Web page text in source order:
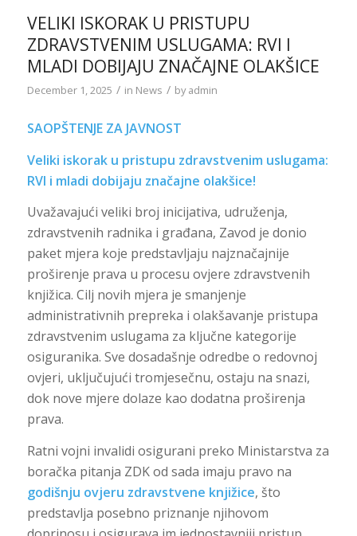
VELIKI ISKORAK U PRISTUPU
ZDRAVSTVENIM USLUGAMA: RVI I
MLADI DOBIJAJU ZNAČAJNE OLAKŠICE
December 1, 2025 / in News / byadmin
SAOPŠTENJE ZA JAVNOST
Veliki iskorak u pristupu zdravstvenim uslugama:
RVI i mladi dobijaju značajne olakšice!
Uvažavajući veliki broj inicijativa, udruženja,
zdravstvenih radnika i građana, Zavod je donio
paket mjera koje predstavljaju najznačajnije
proširenje prava u procesu ovjere zdravstvenih
knjižica. Cilj novih mjera je smanjenje
administrativnih prepreka i olakšavanje pristupa
zdravstvenim uslugama za ključne kategorije
osiguranika. Sve dosadašnje odredbe o redovnoj
ovjeri, uključujući tromjesečnu, ostaju na snazi,
dok nove mjere dolaze kao dodatna proširenja
prava.
Ratni vojni invalidi osigurani preko Ministarstva za
boračka pitanja ZDK od sada imaju pravo na
godišnju ovjeru zdravstvene knjižice, što
predstavlja posebno priznanje njihovom